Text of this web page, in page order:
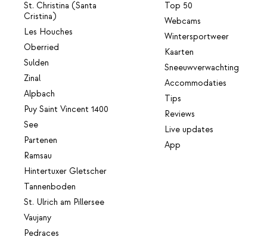
St. Christina (Santa
Cristina)
Les Houches
Oberried
Sulden
Zinal
Alpbach
Puy Saint Vincent 1400
See
Partenen
Ramsau
Hintertuxer Gletscher
Tannenboden
St. Ulrich am Pillersee
Vaujany
Pedraces
Top 50
Webcams
Wintersportweer
Kaarten
Sneeuwverwachting
Accommodaties
Tips
Reviews
Live updates
App